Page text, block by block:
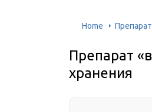
Home
Препарат
хранения